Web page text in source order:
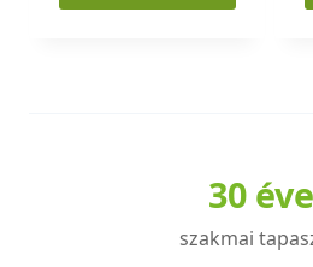
30
szakmai